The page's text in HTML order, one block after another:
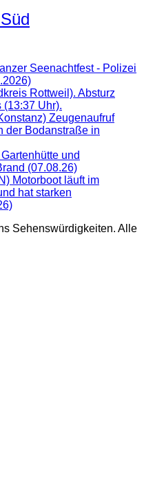
Seenachtfest - Polizei
Rottweil). Absturz
Uhr).
Zeugenaufruf
der Bodanstraße in
und
(07.08.26)
Motorboot läuft im
hat starken
Sehenswürdigkeiten. Alle